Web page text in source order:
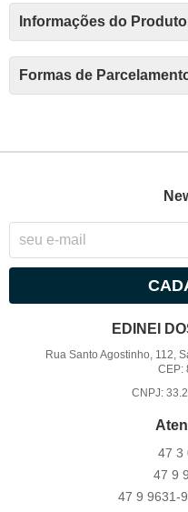
Informações do Produto
Formas de
EDINEI
Rua Santo Agostinho, 112,
CEP:
CNPJ:
47 3
47 9
47 9 9631-